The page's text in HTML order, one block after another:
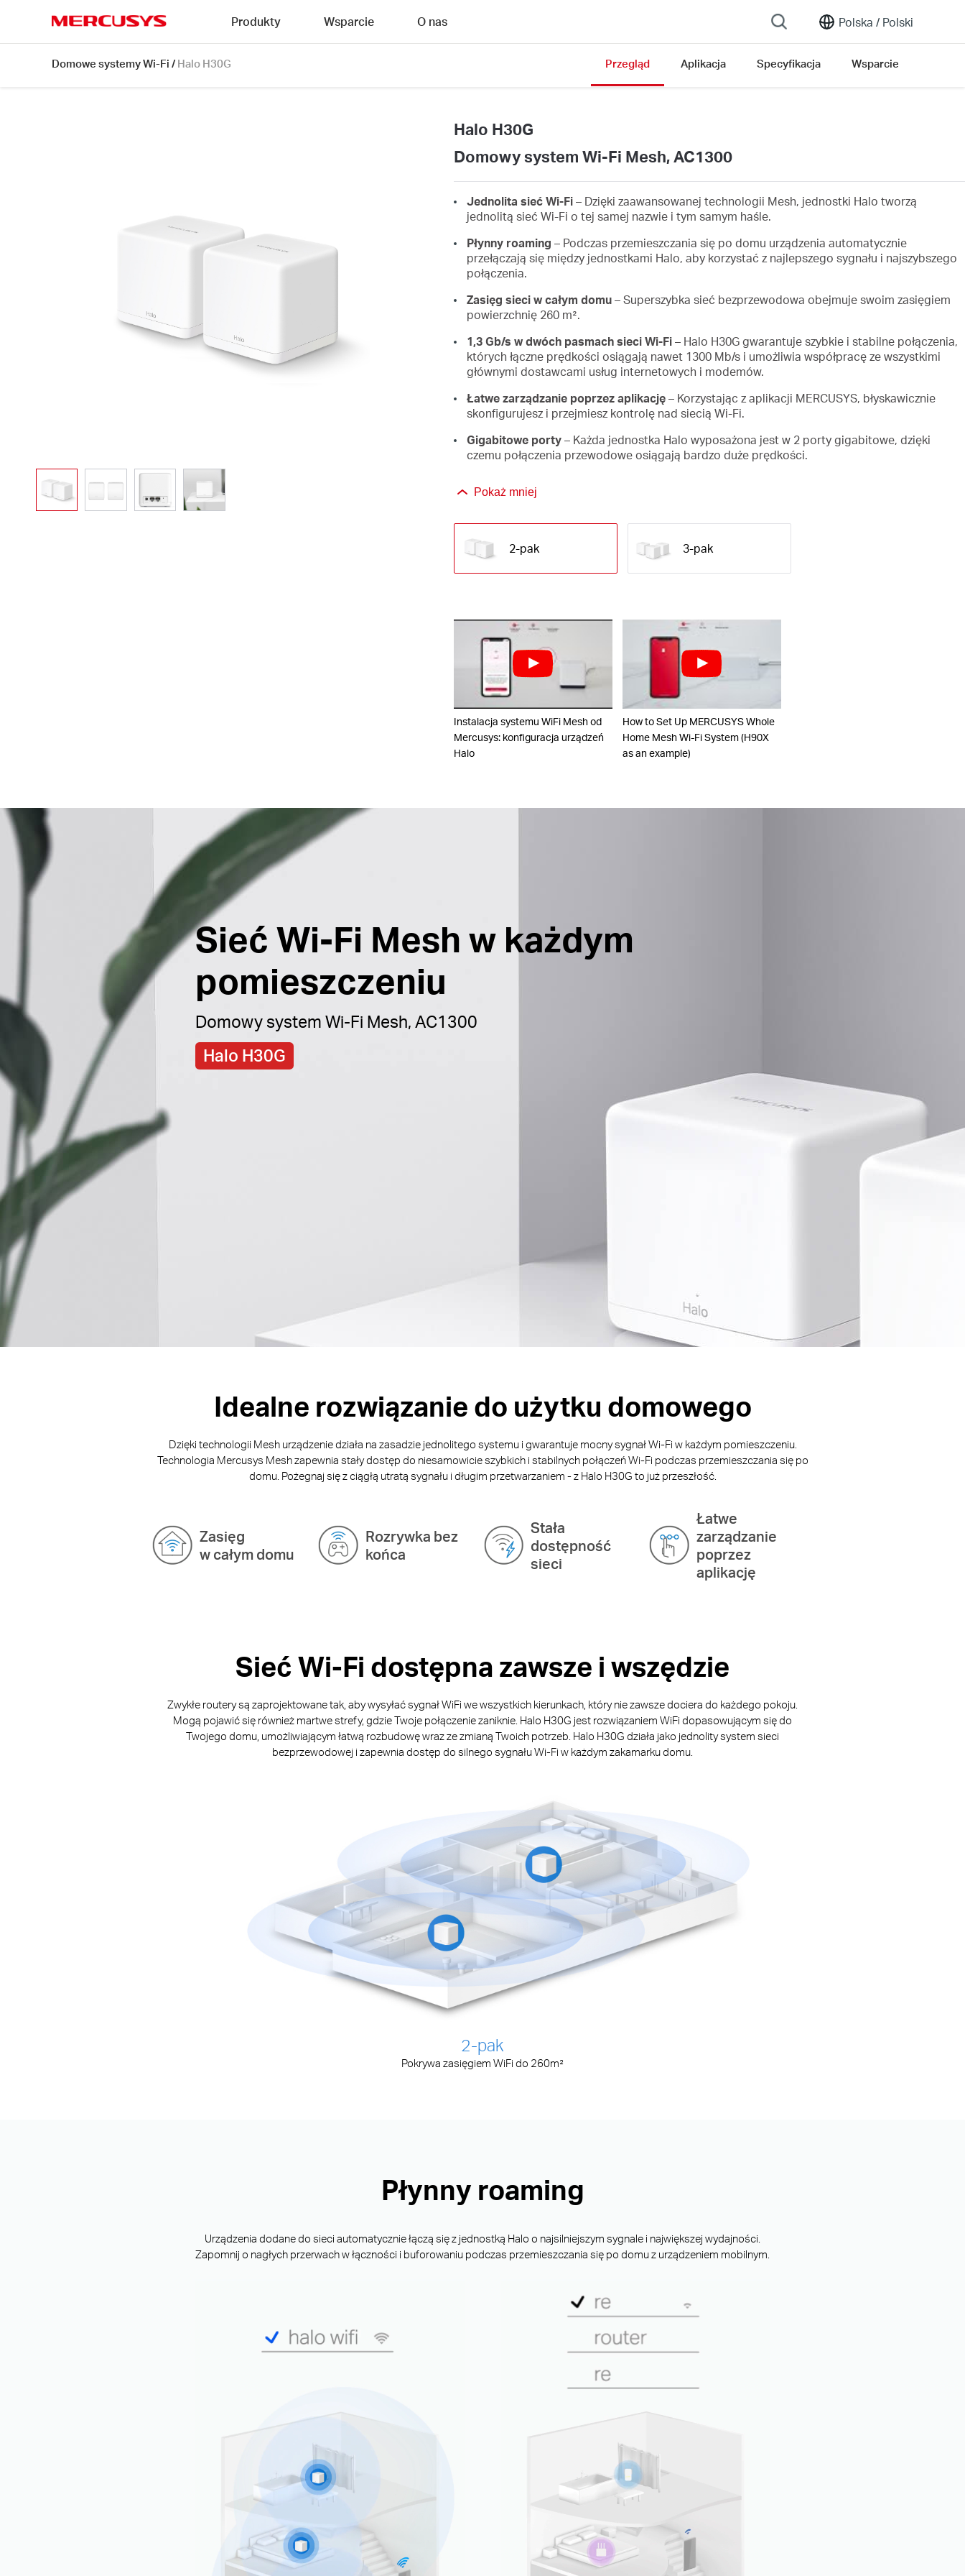
Polska / Polski
Produkty Wsparcie O nas
Domowe systemy Wi-Fi / Halo H30G Przegląd Aplikacja Specyfikacja Wsparcie
Halo H30G
Domowy system Wi-Fi Mesh, AC1300
Jednolita sieć Wi-Fi– Dzięki zaawansowanej technologii Mesh, jednostki Halo tworzą
jednolitą sieć Wi-Fi o tej samej nazwie i tym samym haśle.
Płynny roaming – Podczas przemieszczania się po domu urządzenia automatycznie
przełączają się między jednostkami Halo, aby korzystać z najlepszego sygnału i najszybszego
połączenia.
Zasięg sieci w całym domu– Superszybka sieć bezprzewodowa obejmuje swoim zasięgiem
powierzchnię 260 m².
1,3 Gb/s w dwóch pasmach sieci Wi-Fi– Halo H30G gwarantuje szybkie i stabilne połączenia,
których łączne prędkości osiągają nawet 1300 Mb/s i umożliwia współpracę ze wszystkimi
głównymi dostawcami usług internetowych i modemów.
Łatwe zarządzanie poprzez aplikację– Korzystając z aplikacji MERCUSYS, błyskawicznie
skonfigurujesz i przejmiesz kontrolę nad siecią Wi-Fi.
Gigabitowe porty– Każda jednostka Halo wyposażona jest w 2 porty gigabitowe, dzięki
czemu połączenia przewodowe osiągają bardzo duże prędkości.
Pokaż mniej
2-pak 3-pak
Instalacja systemu WiFi Mesh od
Mercusys: konfiguracja urządzeń
Halo
How to Set Up MERCUSYS Whole
Home Mesh Wi-Fi System (H90X
as an example)
Sieć Wi-Fi Mesh w każdym
pomieszczeniu
Domowy system Wi-Fi Mesh, AC1300
Halo H30G
Idealne rozwiązanie do użytku domowego
Dzięki technologii Mesh urządzenie działa na zasadzie jednolitego systemu i gwarantuje mocny sygnał Wi-Fi w każdym pomieszczeniu.
Technologia Mercusys Mesh zapewnia stały dostęp do niesamowicie szybkich i stabilnych połączeń Wi-Fi podczas przemieszczania się po
domu. Pożegnaj się z ciągłą utratą sygnału i długim przetwarzaniem - z Halo H30G to już przeszłość.
Zasięg
w całym domu
Rozrywka bez
końca
Stała
dostępność
sieci
Łatwe
zarządzanie
poprzez
aplikację
Sieć Wi-Fi dostępna zawsze i wszędzie
Zwykłe routery są zaprojektowane tak, aby wysyłać sygnał WiFi we wszystkich kierunkach, który nie zawsze dociera do każdego pokoju.
Mogą pojawić się również martwe strefy, gdzie Twoje połączenie zaniknie. Halo H30G jest rozwiązaniem WiFi dopasowującym się do
Twojego domu, umożliwiającym łatwą rozbudowę wraz ze zmianą Twoich potrzeb. Halo H30G działa jako jednolity system sieci
bezprzewodowej i zapewnia dostęp do silnego sygnału Wi-Fi w każdym zakamarku domu.
2-pak
Pokrywa zasięgiem WiFi do 260m²
Płynny roaming
Urządzenia dodane do sieci automatycznie łączą się z jednostką Halo o najsilniejszym sygnale i największej wydajności.
Zapomnij o nagłych przerwach w łączności i buforowaniu podczas przemieszczania się po domu z urządzeniem mobilnym.